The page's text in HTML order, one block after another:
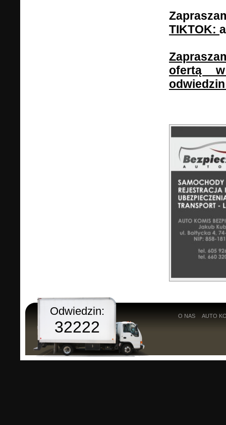
TIKTOK:
ofertą
Odwiedzin:
32222
O NAS
AUTO